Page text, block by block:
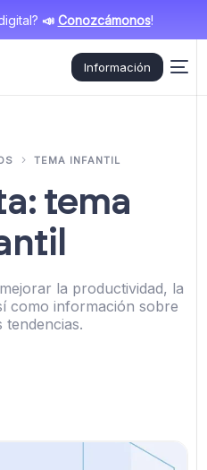
📣 Conozcámonos!
Información
TEMA INFANTIL
tema
la productividad, la
como información sobre
tendencias.